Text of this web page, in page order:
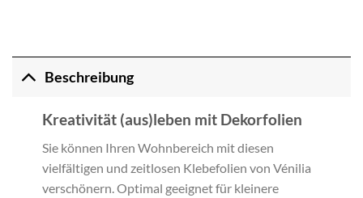
Beschreibung
Kreativität (aus)leben mit Dekorfolien
Sie können Ihren Wohnbereich mit diesen
vielfältigen und zeitlosen Klebefolien von Vénilia
verschönern. Optimal geeignet für kleinere